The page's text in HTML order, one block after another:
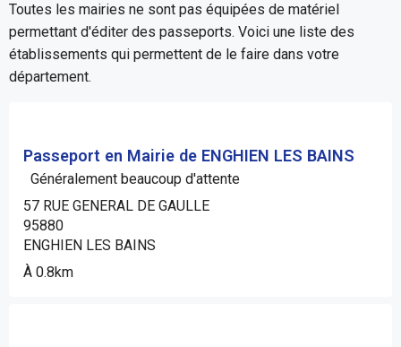
Toutes les mairies ne sont pas équipées de matériel
permettant d'éditer des passeports. Voici une liste des
établissements qui permettent de le faire dans votre
département.
Passeport en Mairie de ENGHIEN LES BAINS
Généralement beaucoup d'attente
57 RUE GENERAL DE GAULLE
95880
ENGHIEN LES BAINS
À 0.8km